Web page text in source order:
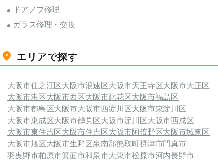
ドアノブ修理
ガラス修理・交換
エリアで探す
大阪市住之江区大阪市浪速区大阪市天王寺区大阪市大正区
大阪市港区大阪市西区大阪市此花区大阪市福島区
大阪市都島区大阪市大阪市西淀川区大阪市東淀川区
大阪市東成区大阪市鶴見区大阪市淀川区大阪市西成区
大阪市東住吉区大阪市住吉区大阪市阿倍野区大阪市城東区
大阪市旭区大阪市生野区泉南郡熊取町摂津市門真市
羽曳野市柏原市箕面市和泉市大東市松原市河内長野市